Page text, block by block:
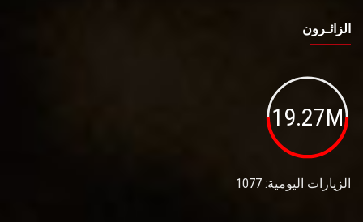
الزائـرون
19.27M
الزيارات اليومية: 1077